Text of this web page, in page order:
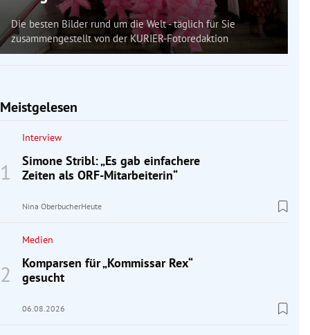
Die besten Bilder rund um die Welt - täglich für Sie
zusammengestellt von der KURIER-Fotoredaktion
Meistgelesen
Interview
Simone Stribl: „Es gab einfachere
Zeiten als ORF-Mitarbeiterin“
Nina OberbucherHeute
Medien
Komparsen für „Kommissar Rex“
gesucht
06.08.2026